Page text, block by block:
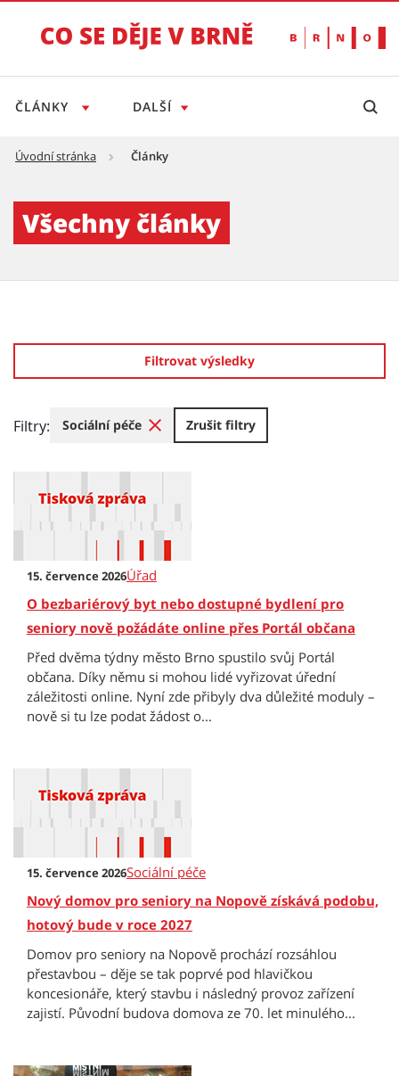
ČLÁNKY DALŠÍ
Úvodní stránka Články
Všechny články
Filtrovat výsledky
Filtry: Sociální péče Zrušit filtry
15. července 2026Úřad
O bezbariérový byt nebo dostupné bydlení pro
seniory nově požádáte online přes Portál občana
Před dvěma týdny město Brno spustilo svůj Portál
občana. Díky němu si mohou lidé vyřizovat úřední
záležitosti online. Nyní zde přibyly dva důležité moduly –
nově si tu lze podat žádost o...
15. července 2026Sociální péče
Nový domov pro seniory na Nopově získává podobu,
hotový bude v roce 2027
Domov pro seniory na Nopově prochází rozsáhlou
přestavbou – děje se tak poprvé pod hlavičkou
koncesionáře, který stavbu i následný provoz zařízení
zajistí. Původní budova domova ze 70. let minulého...